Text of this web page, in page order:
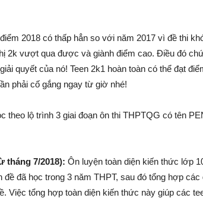
2018 có thấp hẳn so với năm 2017 vì đề thi
2k vượt qua được và giành điểm cao. Điều đó
quyết của nó! Teen 2k1 hoàn toàn có thể đạt
phải cố gắng ngay từ giờ nhé!
theo lộ trình 3 giai đoạn ôn thi THPTQG có tên
tháng 7/2018): Ôn luyện toàn diện kiến thức lớp
đã học trong 3 năm THPT, sau đó tổng hợp
Việc tổng hợp toàn diện kiến thức này giúp các